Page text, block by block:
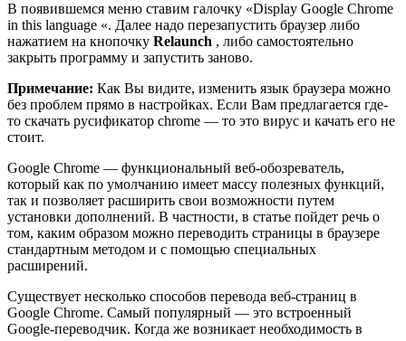
В появившемся меню ставим галочку «Display Google Chrome
in this language «. Далее надо перезапустить браузер либо
нажатием на кнопочку Relaunch , либо самостоятельно
закрыть программу и запустить заново.
Примечание: Как Вы видите, изменить язык браузера можно
без проблем прямо в настройках. Если Вам предлагается где-
то скачать русификатор chrome — то это вирус и качать его не
стоит.
Google Chrome — функциональный веб-обозреватель,
который как по умолчанию имеет массу полезных функций,
так и позволяет расширить свои возможности путем
установки дополнений. В частности, в статье пойдет речь о
том, каким образом можно переводить страницы в браузере
стандартным методом и с помощью специальных
расширений.
Существует несколько способов перевода веб-страниц в
Google Chrome. Самый популярный — это встроенный
Google-переводчик. Когда же возникает необходимость в